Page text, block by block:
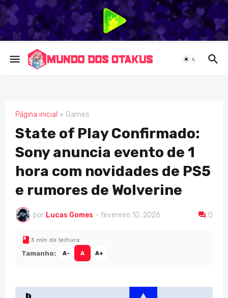
Página inicial Games
GAMES
State of Play Confirmado:
Sony anuncia evento de 1
hora com novidades de PS5
e rumores de Wolverine
por Lucas Gomes - fevereiro 10, 2026 0
3 min de leitura
Tamanho: A- A A+